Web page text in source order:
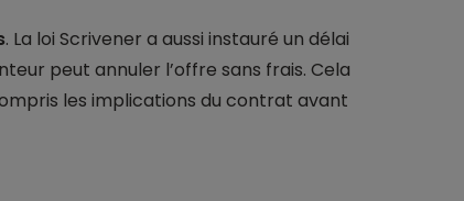
. La loi Scrivener a aussi instauré un délai
peut annuler l’offre sans frais. Cela
les implications du contrat avant